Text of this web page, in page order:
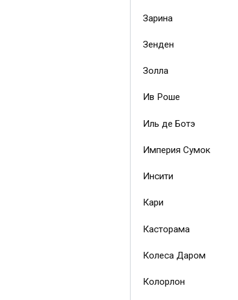
Зарина
Зенден
Золла
Ив Роше
Иль де Ботэ
Империя Сумок
Инсити
Кари
Касторама
Колеса Даром
Колорлон